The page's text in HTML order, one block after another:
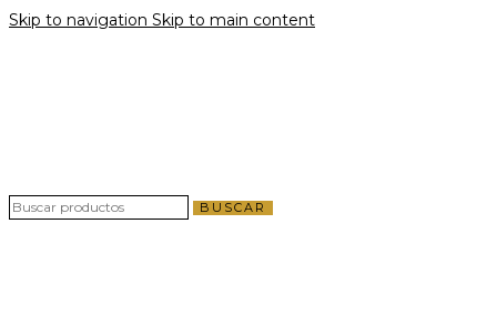
Skip to navigation Skip to main content
BUSCAR